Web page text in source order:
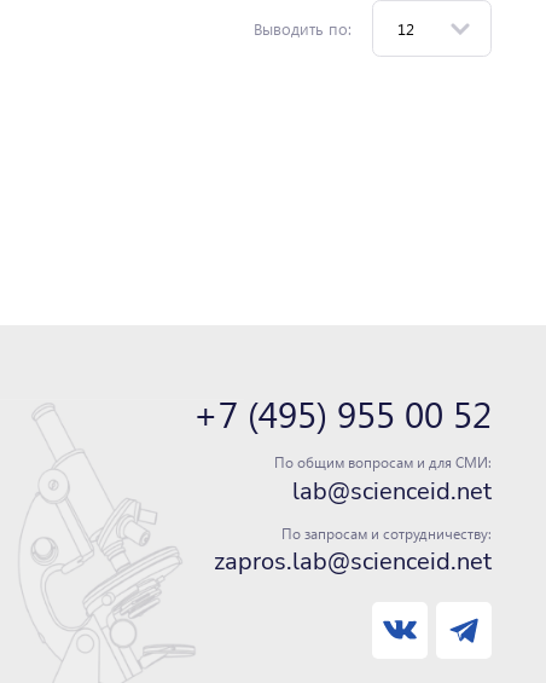
Выводить по:
+7 (495) 955 00 52
По общим вопросам и для СМИ:
lab@scienceid.net
По запросам и сотрудничеству:
zapros.lab@scienceid.net